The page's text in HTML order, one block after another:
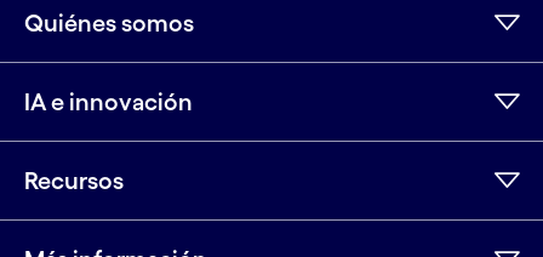
Quiénes somos
IA e innovación
Recursos